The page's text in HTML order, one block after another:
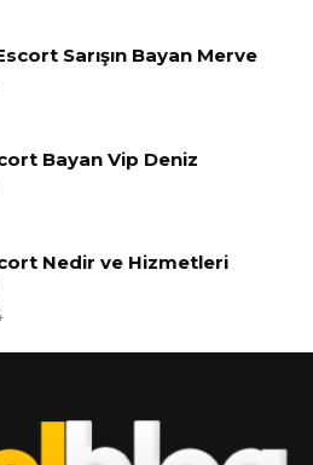
Sarışın Bayan Merve
Bayan Vip Deniz
Nedir ve Hizmetleri